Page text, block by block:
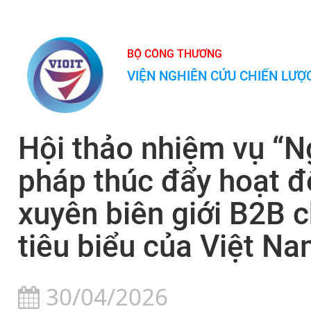
BỘ CÔNG THƯƠNG
VIỆN NGHIÊN CỨU CHIẾN
Hội thảo nhiệm vụ
pháp thúc đẩy hoạt
xuyên biên giới B2B
tiêu biểu của Việt
30/04/2026